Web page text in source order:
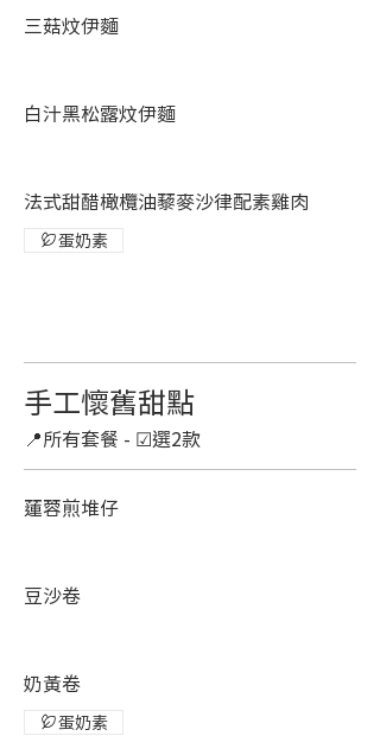
三菇炆伊麵
白汁黑松露炆伊麵
法式甜醋橄欖油藜麥沙律配素雞肉
蛋奶素
手工懷舊甜點
📍所有套餐 - ☑選2款
蓮蓉煎堆仔
豆沙卷
奶黃卷
蛋奶素